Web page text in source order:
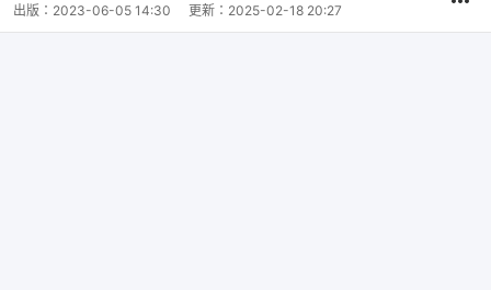
出版： 2023-06-05 14:30 更新： 2025-02-18 20:27